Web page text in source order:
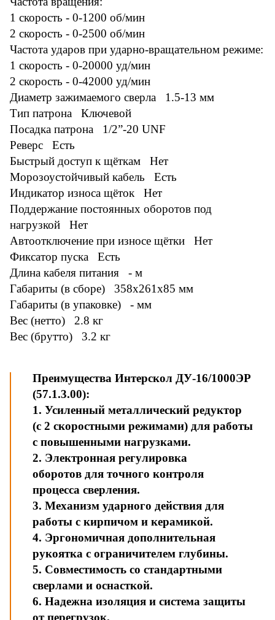
1 скорость - 0-1200 об/мин
2 скорость - 0-2500 об/мин
Частота ударов при ударно-вращательном режиме:
1 скорость - 0-20000 уд/мин
2 скорость - 0-42000 уд/мин
Диаметр зажимаемого сверла 1.5-13 мм
Тип патрона Ключевой
Посадка патрона 1/2”-20 UNF
Реверс Есть
Быстрый доступ к щёткам Нет
Морозоустойчивый кабель Есть
Индикатор износа щёток Нет
Поддержание постоянных оборотов под
нагрузкой Нет
Автоотключение при износе щётки Нет
Фиксатор пуска Есть
Длина кабеля питания - м
Габариты (в сборе) 358x261x85 мм
Габариты (в упаковке) - мм
Вес (нетто) 2.8 кг
Вес (брутто) 3.2 кг
Преимущества Интерскол ДУ-16/1000ЭР
(57.1.3.00):
1. Усиленный металлический редуктор
(с 2 скоростными режимами) для работы
с повышенными нагрузками.
2. Электронная регулировка
оборотов для точного контроля
процесса сверления.
3. Механизм ударного действия для
работы с кирпичом и керамикой.
4. Эргономичная дополнительная
рукоятка с ограничителем глубины.
5. Совместимость со стандартными
сверлами и оснасткой.
6. Надежна изоляция и система защиты
от перегрузок.